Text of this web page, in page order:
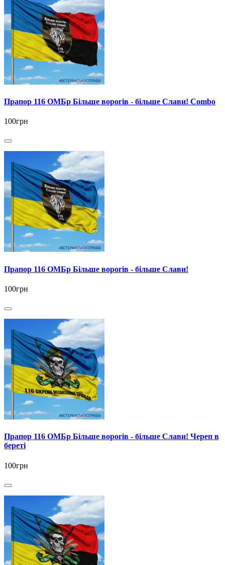
Прапор 116 ОМБр Більше ворогів - більше Слави! Combo
100грн
Прапор 116 ОМБр Більше ворогів - більше Слави!
100грн
Прапор 116 ОМБр Більше ворогів - більше Слави! Череп в
береті
100грн